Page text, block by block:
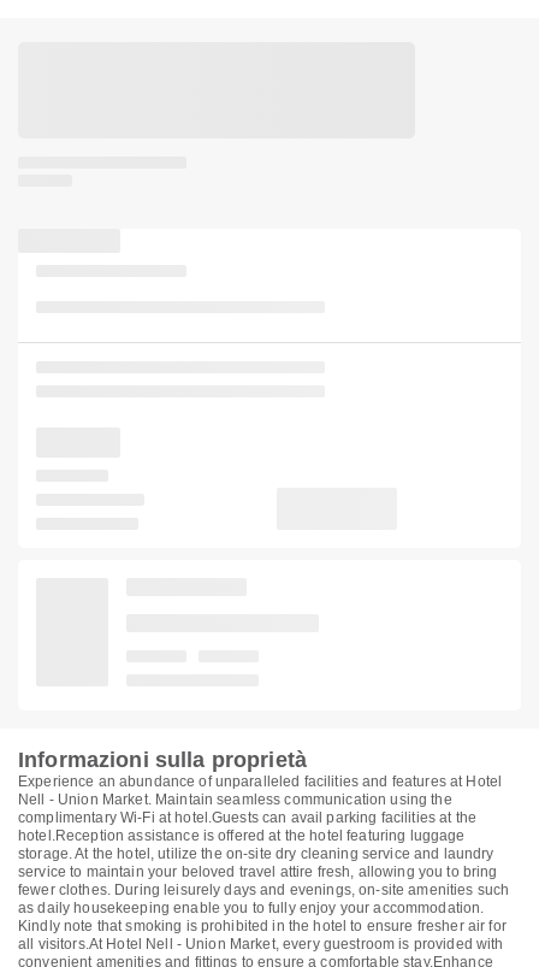
Informazioni sulla proprietà
Experience an abundance of unparalleled facilities and features at Hotel
Nell - Union Market. Maintain seamless communication using the
complimentary Wi-Fi at hotel.Guests can avail parking facilities at the
hotel.Reception assistance is offered at the hotel featuring luggage
storage. At the hotel, utilize the on-site dry cleaning service and laundry
service to maintain your beloved travel attire fresh, allowing you to bring
fewer clothes. During leisurely days and evenings, on-site amenities such
as daily housekeeping enable you to fully enjoy your accommodation.
Kindly note that smoking is prohibited in the hotel to ensure fresher air for
all visitors.At Hotel Nell - Union Market, every guestroom is provided with
convenient amenities and fittings to ensure a comfortable stay.Enhance